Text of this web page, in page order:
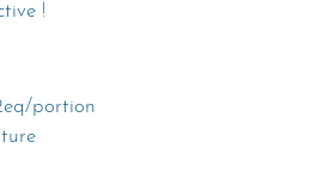
!
portion